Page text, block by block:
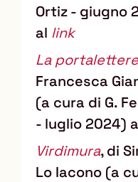
Ortiz - giugno
al link
La portalettere
Francesca
(a cura di G.
- luglio 2024)
Virdimura, di
Lo Iacono (a